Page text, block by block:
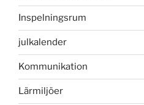
Inspelningsrum
julkalender
Kommunikation
Lärmiljöer